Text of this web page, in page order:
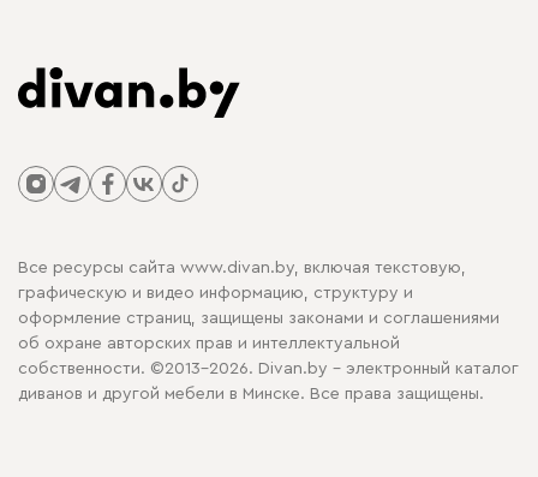
Все ресурсы сайта www.divan.by, включая текстовую,
графическую и видео информацию, структуру и
оформление страниц, защищены законами и соглашениями
об охране авторских прав и интеллектуальной
собственности. ©2013-2026. Divan.by - электронный каталог
диванов и другой мебели в Минске. Все права защищены.